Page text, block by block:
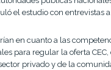
el estudio con entrevistas
en cuanto a las
para regular la oferta CEC,
privado y de la